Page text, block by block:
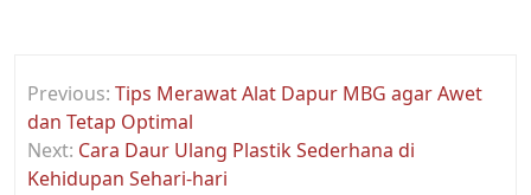
navigation
Previous: Tips Merawat Alat Dapur MBG agar Awet
dan Tetap Optimal
Next: Cara Daur Ulang Plastik Sederhana di
Kehidupan Sehari-hari